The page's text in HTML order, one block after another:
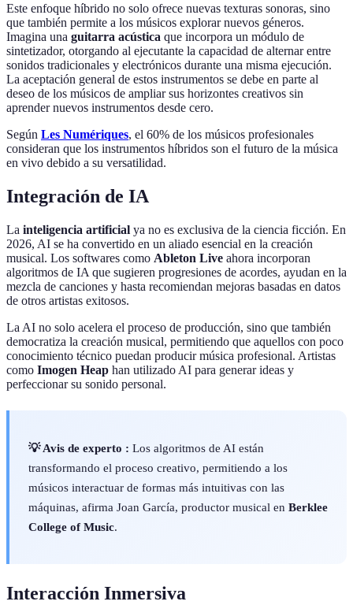
Este enfoque híbrido no solo ofrece nuevas texturas sonoras, sino
que también permite a los músicos explorar nuevos géneros.
Imagina una guitarra acústica que incorpora un módulo de
sintetizador, otorgando al ejecutante la capacidad de alternar entre
sonidos tradicionales y electrónicos durante una misma ejecución.
La aceptación general de estos instrumentos se debe en parte al
deseo de los músicos de ampliar sus horizontes creativos sin
aprender nuevos instrumentos desde cero.
Según Les Numériques, el 60% de los músicos profesionales
consideran que los instrumentos híbridos son el futuro de la música
en vivo debido a su versatilidad.
Integración de IA
La inteligencia artificial ya no es exclusiva de la ciencia ficción. En
2026, AI se ha convertido en un aliado esencial en la creación
musical. Los softwares como Ableton Live ahora incorporan
algoritmos de IA que sugieren progresiones de acordes, ayudan en la
mezcla de canciones y hasta recomiendan mejoras basadas en datos
de otros artistas exitosos.
La AI no solo acelera el proceso de producción, sino que también
democratiza la creación musical, permitiendo que aquellos con poco
conocimiento técnico puedan producir música profesional. Artistas
como Imogen Heap han utilizado AI para generar ideas y
perfeccionar su sonido personal.
💡 Avis de experto : Los algoritmos de AI están
transformando el proceso creativo, permitiendo a los
músicos interactuar de formas más intuitivas con las
máquinas, afirma Joan García, productor musical en Berklee
College of Music.
Interacción Inmersiva